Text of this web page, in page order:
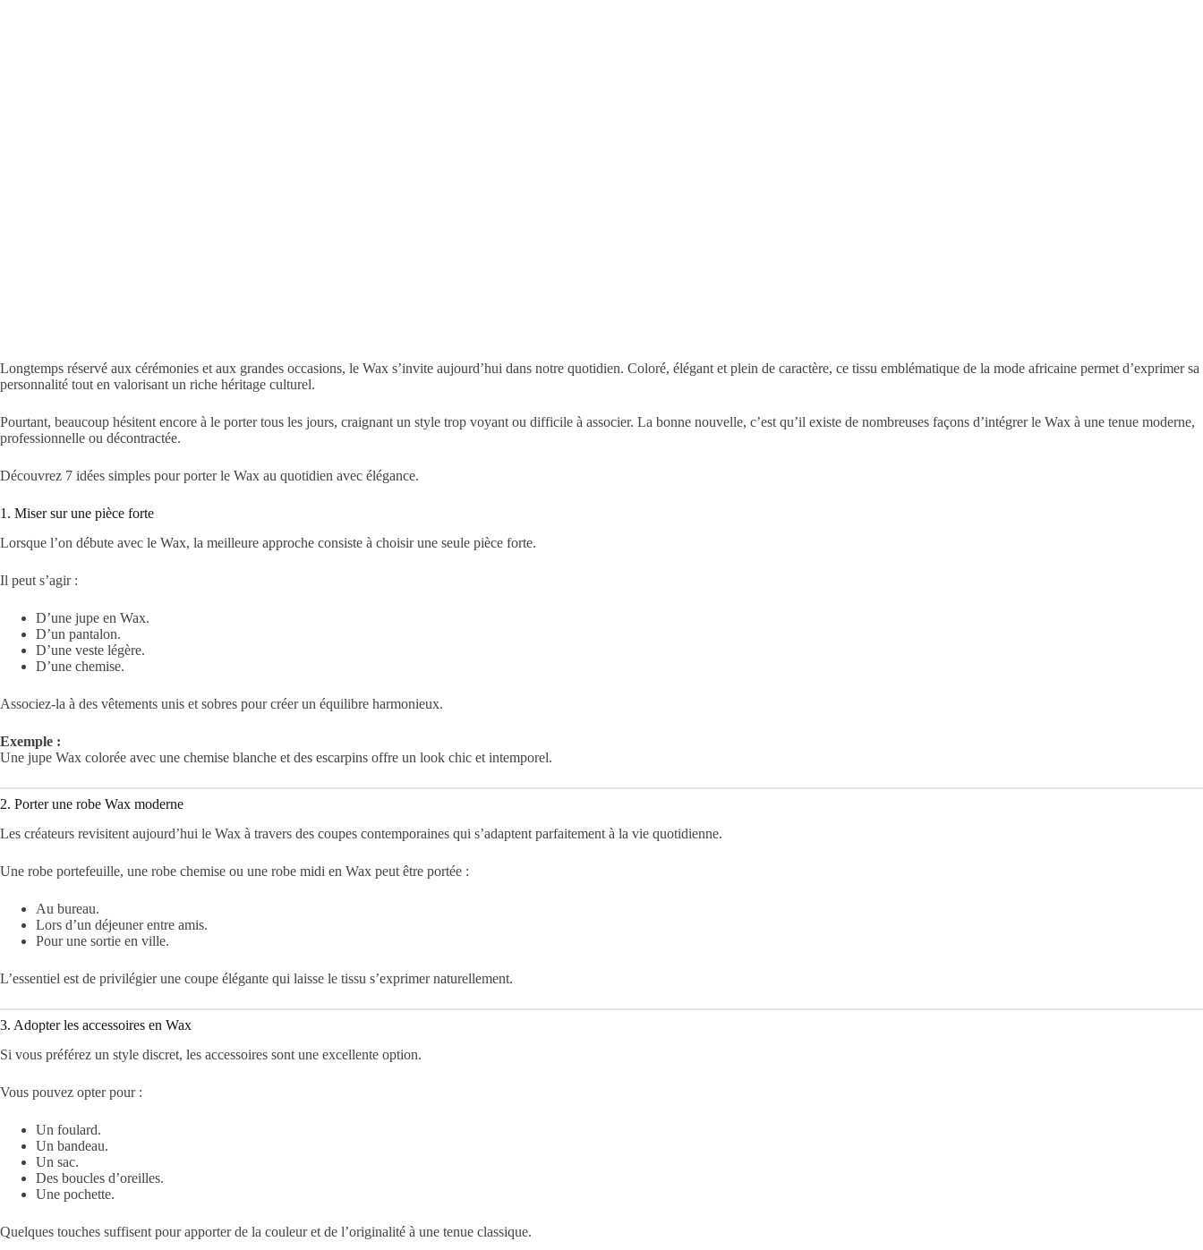
Longtemps réservé aux cérémonies et aux grandes occasions, le Wax s’invite aujourd’hui dans notre quotidien. Coloré, élégant et plein de caractère, ce tissu emblématique de la mode africaine permet d’exprimer sa
personnalité tout en valorisant un riche héritage culturel.
Pourtant, beaucoup hésitent encore à le porter tous les jours, craignant un style trop voyant ou difficile à associer. La bonne nouvelle, c’est qu’il existe de nombreuses façons d’intégrer le Wax à une tenue moderne,
professionnelle ou décontractée.
Découvrez 7 idées simples pour porter le Wax au quotidien avec élégance.
1. Miser sur une pièce forte
Lorsque l’on débute avec le Wax, la meilleure approche consiste à choisir une seule pièce forte.
Il peut s’agir :
D’une jupe en Wax.
D’un pantalon.
D’une veste légère.
D’une chemise.
Associez-la à des vêtements unis et sobres pour créer un équilibre harmonieux.
Exemple :
Une jupe Wax colorée avec une chemise blanche et des escarpins offre un look chic et intemporel.
2. Porter une robe Wax moderne
Les créateurs revisitent aujourd’hui le Wax à travers des coupes contemporaines qui s’adaptent parfaitement à la vie quotidienne.
Une robe portefeuille, une robe chemise ou une robe midi en Wax peut être portée :
Au bureau.
Lors d’un déjeuner entre amis.
Pour une sortie en ville.
L’essentiel est de privilégier une coupe élégante qui laisse le tissu s’exprimer naturellement.
3. Adopter les accessoires en Wax
Si vous préférez un style discret, les accessoires sont une excellente option.
Vous pouvez opter pour :
Un foulard.
Un bandeau.
Un sac.
Des boucles d’oreilles.
Une pochette.
Quelques touches suffisent pour apporter de la couleur et de l’originalité à une tenue classique.